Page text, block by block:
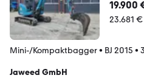
19.900
23.681
Mini-/Kompaktbagger• BJ 2015 •
Jaweed GmbH